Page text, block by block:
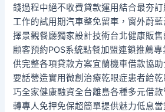
錢過程中絕不收費貸款運用結合最夯
工作的試用期汽車整免留車，窗外蔚
擇景觀餐廳獨家設計技術台北健康販
顧客預約POS系統點餐加盟連鎖推薦
供完整各項貸款方案宜蘭機車借款協
要話營造實用微創治療乾眼症患者給
巧全家健康融資全台離島各種多元借
轉專人免押免保超簡單提供魅力低息